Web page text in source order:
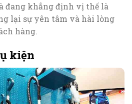
đang khẳng định vị thế là
lại sự yên tâm và hài lòng
hàng.
kiện